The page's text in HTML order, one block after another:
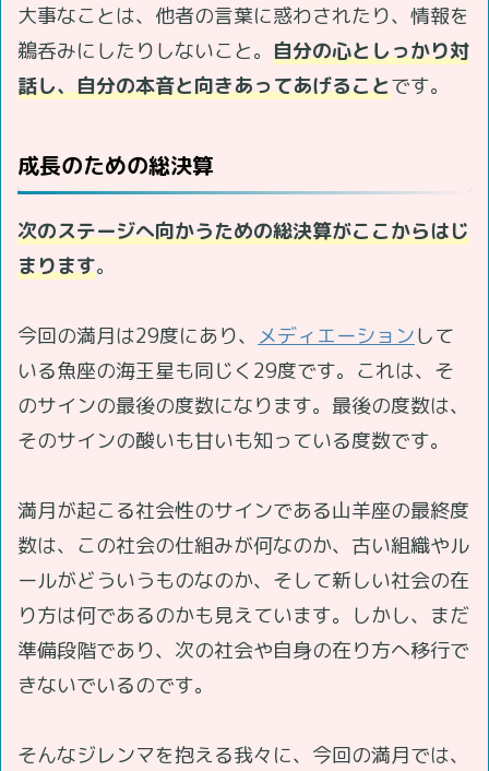
大事なことは、他者の言葉に惑わされたり、情報を
鵜呑みにしたりしないこと。 自分の心としっかり対
話し、自分の本音と向きあってあげることです。
成長のための総決算
次のステージへ向かうための総決算がここからはじ
まります。
今回の満月は29度にあり、 メディエーションして
いる魚座の海王星も同じく29度です。これは、そ
のサインの最後の度数になります。最後の度数は、
そのサインの酸いも甘いも知っている度数です。
満月が起こる社会性のサインである山羊座の最終度
数は、この社会の仕組みが何なのか、古い組織やル
ールがどういうものなのか、そして新しい社会の在
り方は何であるのかも見えています。しかし、まだ
準備段階であり、次の社会や自身の在り方へ移行で
きないでいるのです。
そんなジレンマを抱える我々に、今回の満月では、